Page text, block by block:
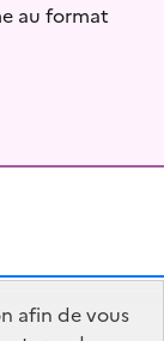
au format
afin de vous